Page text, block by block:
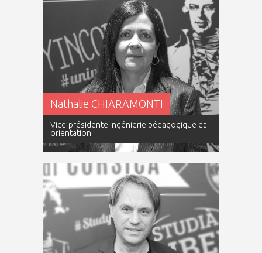
Nathalie CHIARAMONTI
Vice-présidente Ingénierie pédagogique et
orientation